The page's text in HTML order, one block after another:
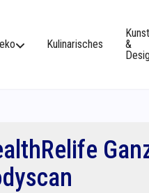
Kulinarisches
Kunst
&